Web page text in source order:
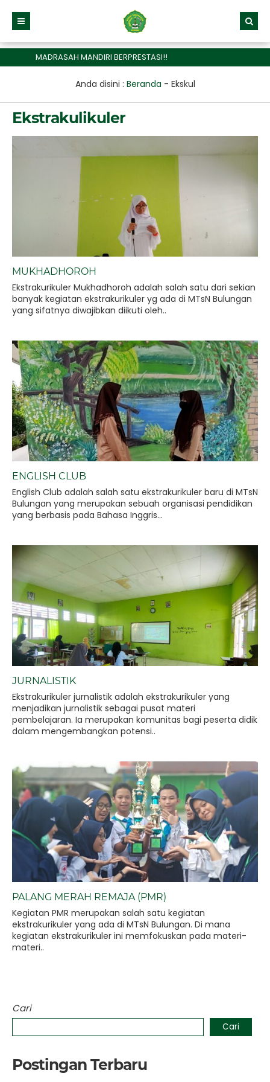
MADRASAH MANDIRI BERPRESTASI!!
Anda disini : Beranda - Ekskul
Ekstrakulikuler
MUKHADHOROH
Ekstrakurikuler Mukhadhoroh adalah salah satu dari sekian
banyak kegiatan ekstrakurikuler yg ada di MTsN Bulungan
yang sifatnya diwajibkan diikuti oleh..
ENGLISH CLUB
English Club adalah salah satu ekstrakurikuler baru di MTsN
Bulungan yang merupakan sebuah organisasi pendidikan
yang berbasis pada Bahasa Inggris...
JURNALISTIK
Ekstrakurikuler jurnalistik adalah ekstrakurikuler yang
menjadikan jurnalistik sebagai pusat materi
pembelajaran. Ia merupakan komunitas bagi peserta didik
dalam mengembangkan potensi..
PALANG MERAH REMAJA (PMR)
Kegiatan PMR merupakan salah satu kegiatan
ekstrakurikuler yang ada di MTsN Bulungan. Di mana
kegiatan ekstrakurikuler ini memfokuskan pada materi-
materi..
Cari
Cari
Postingan Terbaru